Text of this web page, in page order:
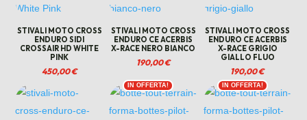
STIVALI MOTO CROSS
ENDURO SIDI
CROSSAIR HD WHITE
PINK
450,00€
STIVALI MOTO CROSS
ENDURO CE ACERBIS
X-RACE NERO BIANCO
190,00€
STIVALI MOTO CROSS
ENDURO CE ACERBIS
X-RACE GRIGIO
GIALLO FLUO
190,00€
IN OFFERTA! IN OFFERTA!